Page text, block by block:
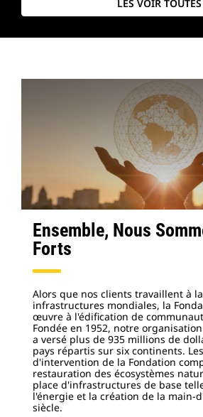
LES VOIR TOUTES
Ensemble, Nous
Forts
Alors que nos clients travaillent à
infrastructures mondiales, la
œuvre à l'édification de
Fondée en 1952, notre
a versé plus de 935 millions de
pays répartis sur six continents.
d'intervention de la Fondation
restauration des écosystèmes
place d'infrastructures de base
l'énergie et la création de la main-
siècle.